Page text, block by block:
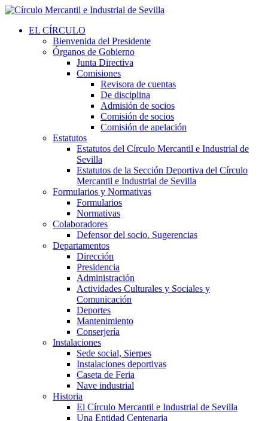
EL CÍRCULO
Bienvenida del Presidente
Órganos de Gobierno
Junta Directiva
Comisiones
Revisora de cuentas
De disciplina
Admisión de socios
Comisión de socios
Comisión de apelación
Estatutos
Estatutos del Círculo Mercantil e Industrial de
Sevilla
Estatutos de la Sección Deportiva del Círculo
Mercantil e Industrial de Sevilla
Formularios y Normativas
Formularios
Normativas
Colaboradores
Defensor del socio. Sugerencias
Departamentos
Dirección
Presidencia
Administración
Actividades Culturales y Sociales y
Comunicación
Deportes
Mantenimiento
Conserjería
Instalaciones
Sede social, Sierpes
Instalaciones deportivas
Caseta de Feria
Nave industrial
Historia
El Círculo Mercantil e Industrial de Sevilla
Una Entidad Centenaria